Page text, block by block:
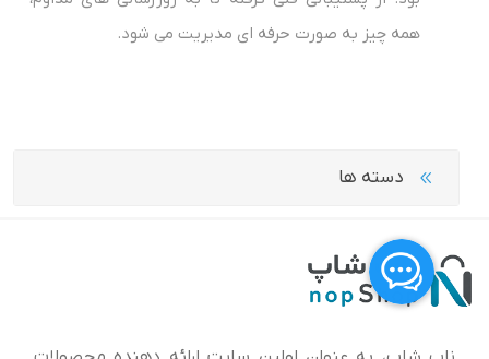
همه چیز به صورت حرفه ای مدیریت می شود.
دسته ها